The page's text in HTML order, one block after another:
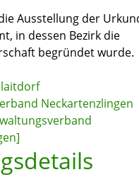
Ausstellung der
in dessen Bezirk die
begründet wurde.
Neckartenzlingen